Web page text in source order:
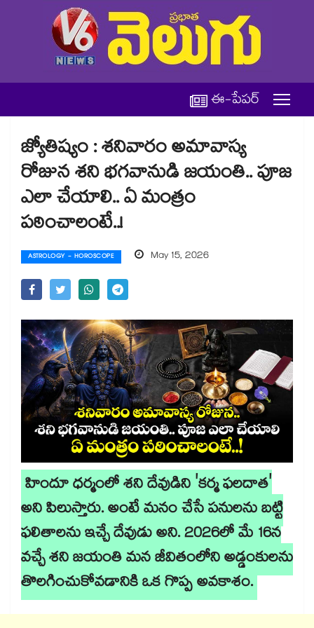
ఈ-పేపర్
జ్యోతిష్యం : శనివారం అమావాస్య
రోజున శని భగవానుడి జయంతి.. పూజ
ఎలా చేయాలి.. ఏ మంత్రం
పఠించాలంటే..!
ASTROLOGY - HOROSCOPE May 15, 2026
హిందూ ధర్మంలో శని దేవుడిని 'కర్మ ఫలదాత'
అని పిలుస్తారు. అంటే మనం చేసే పనులను బట్టి
ఫలితాలను ఇచ్చే దేవుడు అని. 2026లో మే 16న
వచ్చే శని జయంతి మన జీవితంలోని అడ్డంకులను
తొలగించుకోవడానికి ఒక గొప్ప అవకాశం.